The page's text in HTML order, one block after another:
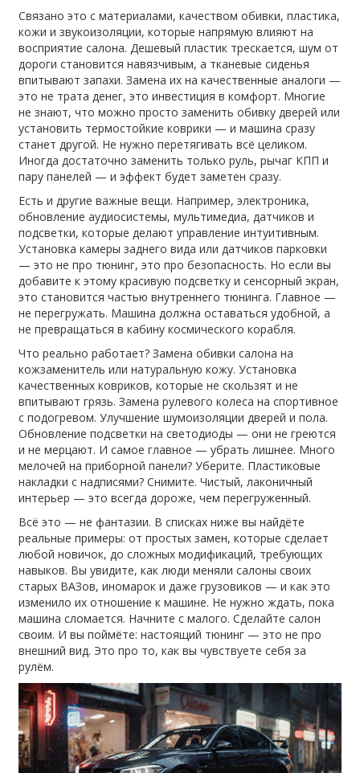
Связано это сматериалами,качеством обивки, пластика,
кожи и звукоизоляции, которые напрямую влияют на
восприятие салона. Дешевый пластик трескается, шум от
дороги становится навязчивым, а тканевые сиденья
впитывают запахи. Замена их на качественные аналоги —
это не трата денег, это инвестиция в комфорт. Многие
не знают, что можно просто заменить обивку дверей или
установить термостойкие коврики — и машина сразу
станет другой. Не нужно перетягивать всё целиком.
Иногда достаточно заменить только руль, рычаг КПП и
пару панелей — и эффект будет заметен сразу.
Есть и другие важные вещи. Например,электроника,
обновление аудиосистемы, мультимедиа, датчиков и
подсветки, которые делают управление интуитивным.
Установка камеры заднего вида или датчиков парковки
— это не про тюнинг, это про безопасность. Но если вы
добавите к этому красивую подсветку и сенсорный экран,
это становится частью внутреннего тюнинга. Главное —
не перегружать. Машина должна оставаться удобной, а
не превращаться в кабину космического корабля.
Что реально работает? Замена обивки салона на
кожзаменитель или натуральную кожу. Установка
качественных ковриков, которые не скользят и не
впитывают грязь. Замена рулевого колеса на спортивное
с подогревом. Улучшение шумоизоляции дверей и пола.
Обновление подсветки на светодиоды — они не греются
и не мерцают. И самое главное — убрать лишнее. Много
мелочей на приборной панели? Уберите. Пластиковые
накладки с надписями? Снимите. Чистый, лаконичный
интерьер — это всегда дороже, чем перегруженный.
Всё это — не фантазии. В списках ниже вы найдёте
реальные примеры: от простых замен, которые сделает
любой новичок, до сложных модификаций, требующих
навыков. Вы увидите, как люди меняли салоны своих
старых ВАЗов, иномарок и даже грузовиков — и как это
изменило их отношение к машине. Не нужно ждать, пока
машина сломается. Начните с малого. Сделайте салон
своим. И вы поймёте: настоящий тюнинг — это не про
внешний вид. Это про то, как вы чувствуете себя за
рулём.